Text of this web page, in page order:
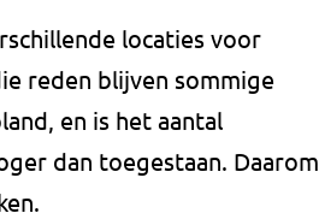
locaties voor
reden blijven sommige
en is het aantal
dan toegestaan. Daarom